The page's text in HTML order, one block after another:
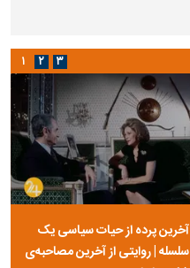
آخرین پرده از حیات سیاسی یک
سلسله | روایتی از آخرین مصاحبه‌ی
۱ ۲ ۳